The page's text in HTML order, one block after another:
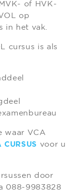
of HVK-
op
in het vak.
cursus is als
waar VCA
CURSUS
voor u
door
088-9983828